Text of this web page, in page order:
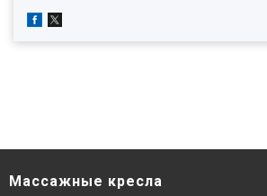
Массажные кресла